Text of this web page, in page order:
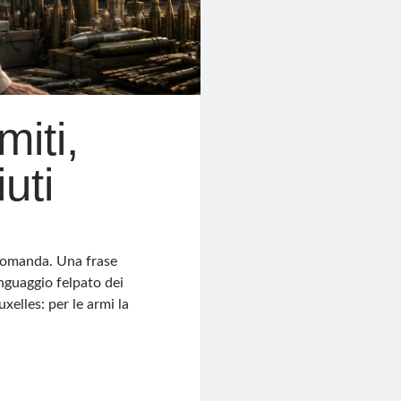
Una frase
felpato dei
per le armi la